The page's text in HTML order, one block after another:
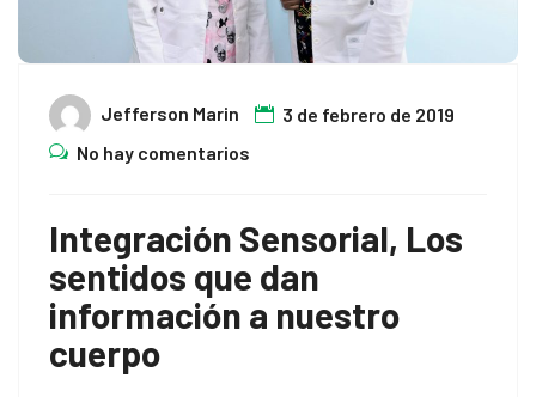
al
Jefferson Marin
3 de febrero de 2019
No hay comentarios
Integración Sensorial, Los
sentidos que dan
información a nuestro
cuerpo